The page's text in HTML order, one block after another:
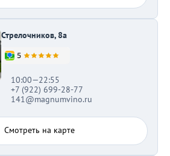
Стрелочников, 8а
10:00—22:55
+7 (922) 699-28-77
141@magnumvino.ru
Смотреть на карте